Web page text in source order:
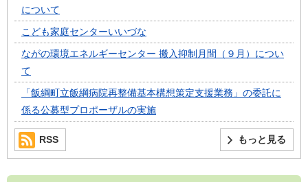
について
こども家庭センターいいづな
ながの環境エネルギーセンター 搬入抑制月間（９月）につい
て
「飯綱町立飯綱病院再整備基本構想策定支援業務」の委託に
係る公募型プロポーザルの実施
もっと見る
RSS